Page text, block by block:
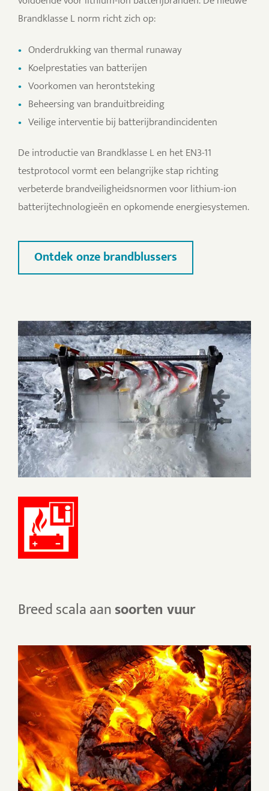
Brandklasse L norm richt zich op:
Onderdrukking van thermal runaway
Koelprestaties van batterijen
Voorkomen van herontsteking
Beheersing van branduitbreiding
Veilige interventie bij batterijbrandincidenten
De introductie van Brandklasse L en het EN3-11
testprotocol vormt een belangrijke stap richting
verbeterde brandveiligheidsnormen voor lithium-ion
batterijtechnologieën en opkomende energiesystemen.
Ontdek onze brandblussers
Breed scala aansoorten vuur